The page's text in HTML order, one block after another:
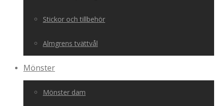
Stickor och tillbehör
Almgrens tvättvål
Mönster
Mönster dam